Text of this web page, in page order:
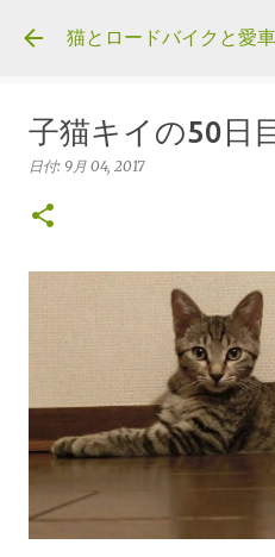
スキップしてメイ
子猫キイの50日
日付: 9月 04, 2017